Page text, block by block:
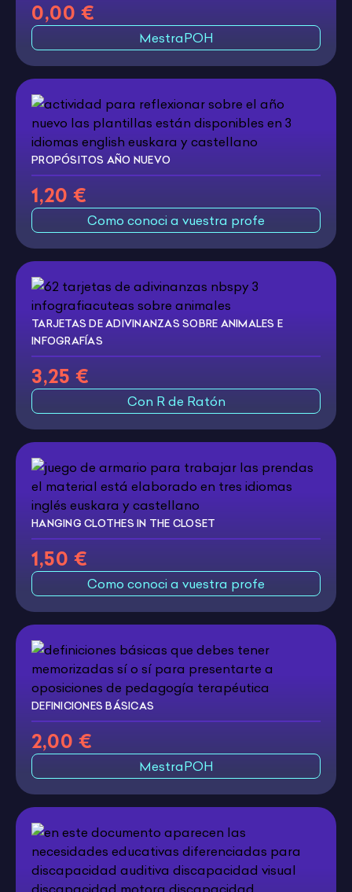
0,00 €
MestraPOH
PROPÓSITOS AÑO NUEVO
1,20 €
Como conoci a vuestra profe
TARJETAS DE ADIVINANZAS SOBRE ANIMALES E
INFOGRAFÍAS
3,25 €
Con R de Ratón
HANGING CLOTHES IN THE CLOSET
1,50 €
Como conoci a vuestra profe
DEFINICIONES BÁSICAS
2,00 €
MestraPOH